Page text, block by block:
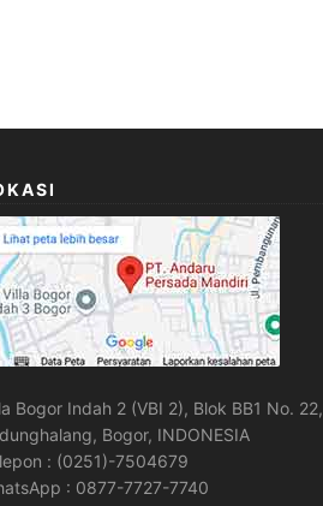
Bogor Indah 2 (VBI 2), Blok BB1 No. 22,
Bogor, INDONESIA
: (0251)-7504679
: 0877-7727-7740